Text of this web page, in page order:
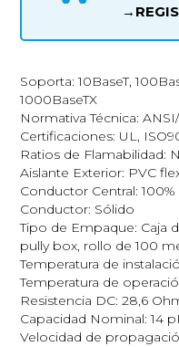
Soporta: 10BaseT,
1000BaseTX
Normativa Técnica:
Certificaciones: UL,
Ratios de Flamabilidad:
Aislante Exterior: PVC
Conductor Central:
Conductor: Sólido
Tipo de Empaque: Caja
pully box, rollo de 100
Temperatura de
Temperatura de
Resistencia DC: 28,6
Capacidad Nominal: 14
Velocidad de